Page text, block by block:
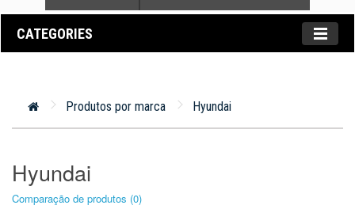
CATEGORIES
Produtos por marca Hyundai
Hyundai
Comparação de produtos (0)